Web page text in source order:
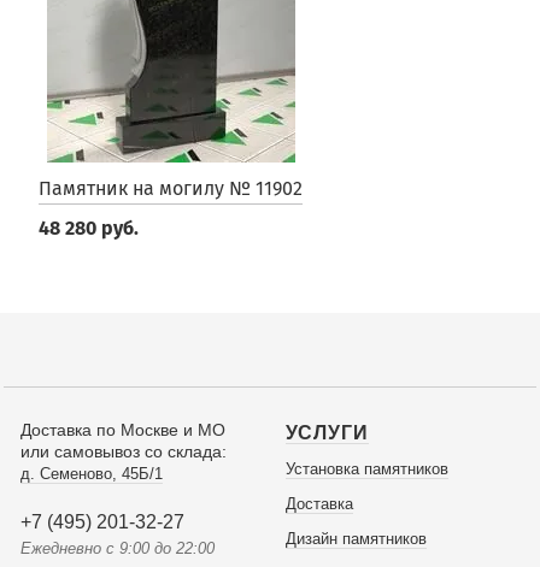
Памятник на могилу № 11902
48 280 руб.
Доставка по Москве и МО
или самовывоз со склада:
д. Семеново, 45Б/1
+7 (495) 201-32-27
Ежедневно с 9:00 до 22:00
УСЛУГИ
Установка памятников
Доставка
Дизайн памятников